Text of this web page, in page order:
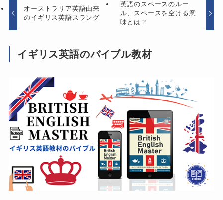
オーストラリア英語由来
のイギリス英語スラング
英語のスペースのルー
ル、スペースを空ける意
味とは？
イギリス英語のバイブル教材